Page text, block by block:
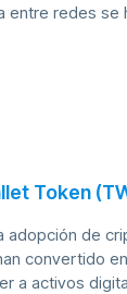
entre redes se
Token
adopción de
convertido
a activos